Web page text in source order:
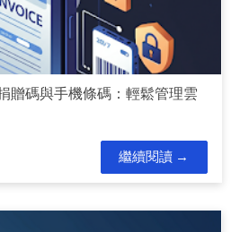
贈碼與手機條碼：輕鬆管理雲
繼續閱讀